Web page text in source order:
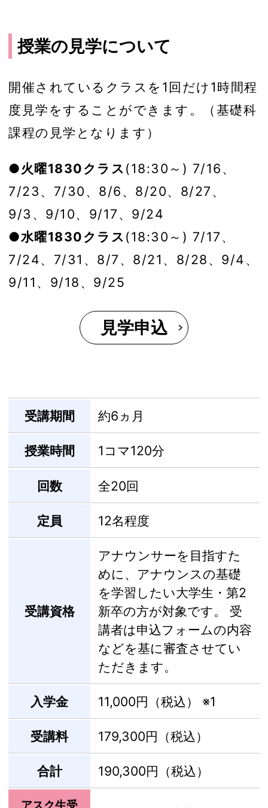
授業の見学について
開催されているクラスを1回だけ1時間程
度見学をすることができます。（基礎科
課程の見学となります）
●火曜1830クラス(18:30～) 7/16、
7/23、7/30、8/6、8/20、8/27、
9/3、9/10、9/17、9/24
●水曜1830クラス(18:30～) 7/17、
7/24、7/31、8/7、8/21、8/28、9/4、
9/11、9/18、9/25
見学申込
受講期間 約6ヵ月
授業時間 1コマ120分
回数 全20回
定員 12名程度
受講資格
アナウンサーを目指すた
めに、アナウンスの基礎
を学習したい大学生・第2
新卒の方が対象です。 受
講者は申込フォームの内容
などを基に審査させてい
ただきます。
入学金 11,000円（税込） ※1
受講料 179,300円（税込）
合計 190,300円（税込）